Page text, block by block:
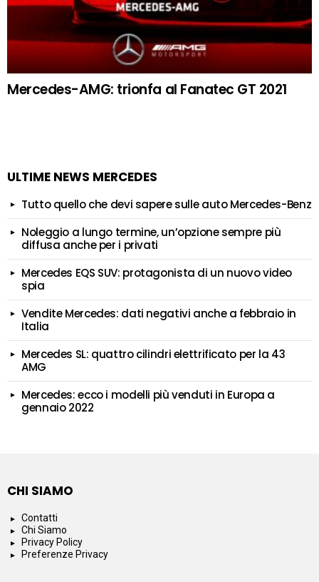
Mercedes-AMG: trionfa al Fanatec GT 2021
ULTIME NEWS MERCEDES
Tutto quello che devi sapere sulle auto Mercedes-Benz
Noleggio a lungo termine, un’opzione sempre più
diffusa anche per i privati
Mercedes EQS SUV: protagonista di un nuovo video
spia
Vendite Mercedes: dati negativi anche a febbraio in
Italia
Mercedes SL: quattro cilindri elettrificato per la 43
AMG
Mercedes: ecco i modelli più venduti in Europa a
gennaio 2022
CHI SIAMO
Contatti
Chi Siamo
Privacy Policy
Preferenze Privacy